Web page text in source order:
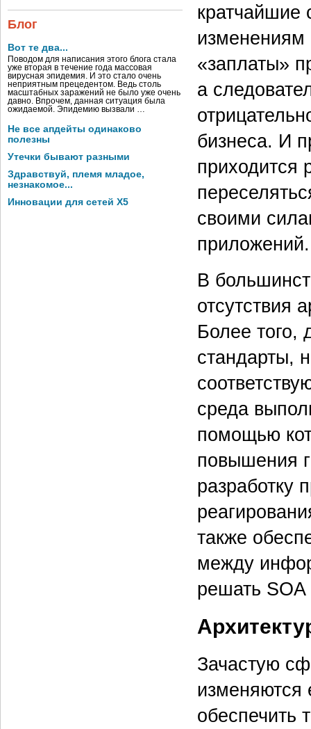
Блог
Вот те два...
Поводом для написания этого блога стала
уже вторая в течение года массовая
вирусная эпидемия. И это стало очень
неприятным прецедентом. Ведь столь
масштабных заражений не было уже очень
давно. Впрочем, данная ситуация была
ожидаемой. Эпидемию вызвали …
Не все апдейты одинаково
полезны
Утечки бывают разными
Здравствуй, племя младое,
незнакомое...
Инновации для сетей X5
кратчайшие
изменениям
«заплаты»
а
бизнеса. И
приходится
своими
приложений.
В
отсутствия
Более того,
стандарты,
среда
помощью
повышения
разработку
также
между
решать SOA
Зачастую
изменяются
обеспечить